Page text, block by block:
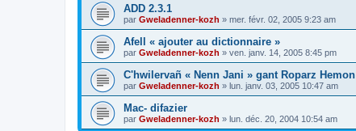
ADD 2.3.1
par Gweladenner-kozh » mer. févr. 02, 2005 9:23 am
Afell « ajouter au dictionnaire »
par Gweladenner-kozh » ven. janv. 14, 2005 8:45 pm
C'hwilervañ « Nenn Jani » gant Roparz Hemon
par Gweladenner-kozh » lun. janv. 03, 2005 10:47 am
Mac- difazier
par Gweladenner-kozh » lun. déc. 20, 2004 10:54 am